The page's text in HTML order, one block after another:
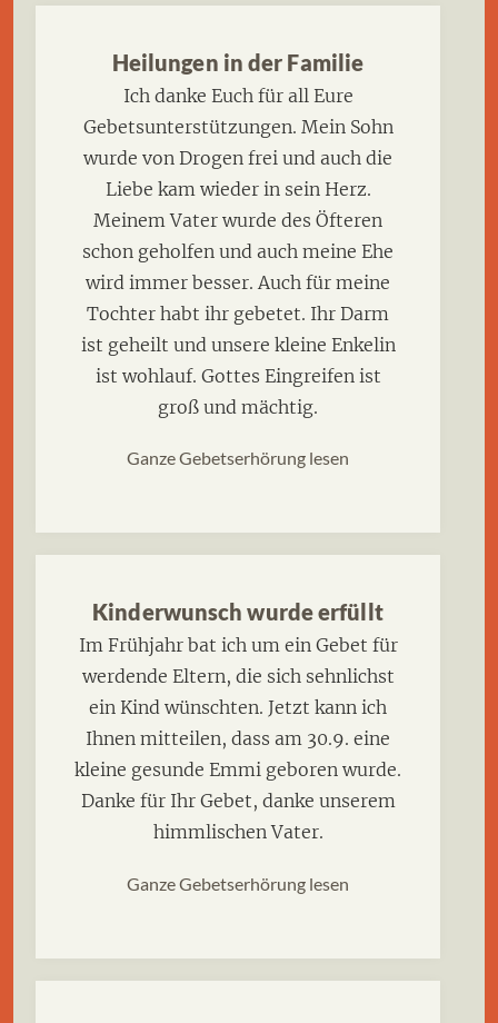
Heilungen in der Familie
Ich danke Euch für all Eure
Gebetsunterstützungen. Mein Sohn
wurde von Drogen frei und auch die
Liebe kam wieder in sein Herz.
Meinem Vater wurde des Öfteren
schon geholfen und auch meine Ehe
wird immer besser. Auch für meine
Tochter habt ihr gebetet. Ihr Darm
ist geheilt und unsere kleine Enkelin
ist wohlauf. Gottes Eingreifen ist
groß und mächtig.
Ganze Gebetserhörung lesen
Kinderwunsch wurde erfüllt
Im Frühjahr bat ich um ein Gebet für
werdende Eltern, die sich sehnlichst
ein Kind wünschten. Jetzt kann ich
Ihnen mitteilen, dass am 30.9. eine
kleine gesunde Emmi geboren wurde.
Danke für Ihr Gebet, danke unserem
himmlischen Vater.
Ganze Gebetserhörung lesen